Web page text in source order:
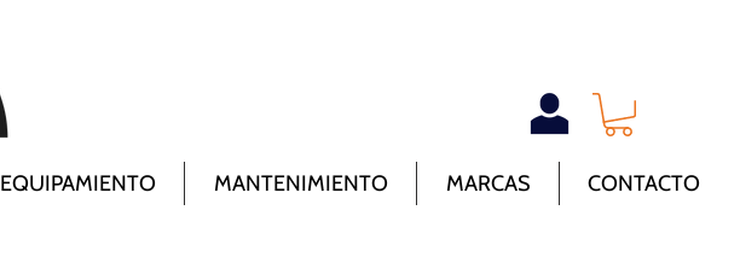
EQUIPAMIENTO MANTENIMIENTO MARCAS CONTACTO